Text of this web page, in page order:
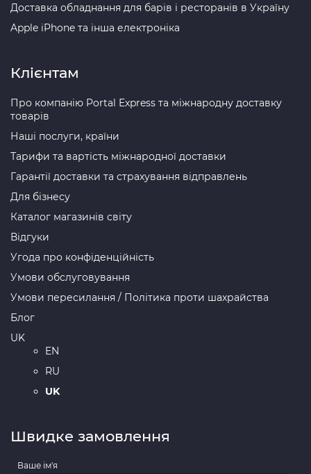
Доставка обладнання для барів і ресторанів в Україну
Apple iPhone та інша електроніка
Клієнтам
Про компанію Portal Express та міжнародну доставку
товарів
Наші послуги, країни
Тарифи та вартість міжнародної доставки
Гарантії доставки та страхування відправлень
Для бізнесу
Каталог магазинів світу
Відгуки
Угода про конфіденційність
Умови обслуговування
Умови пересилання / Політика проти шахрайства
Блог
UK
EN
RU
UK
Швидке замовлення
Ваше ім'я